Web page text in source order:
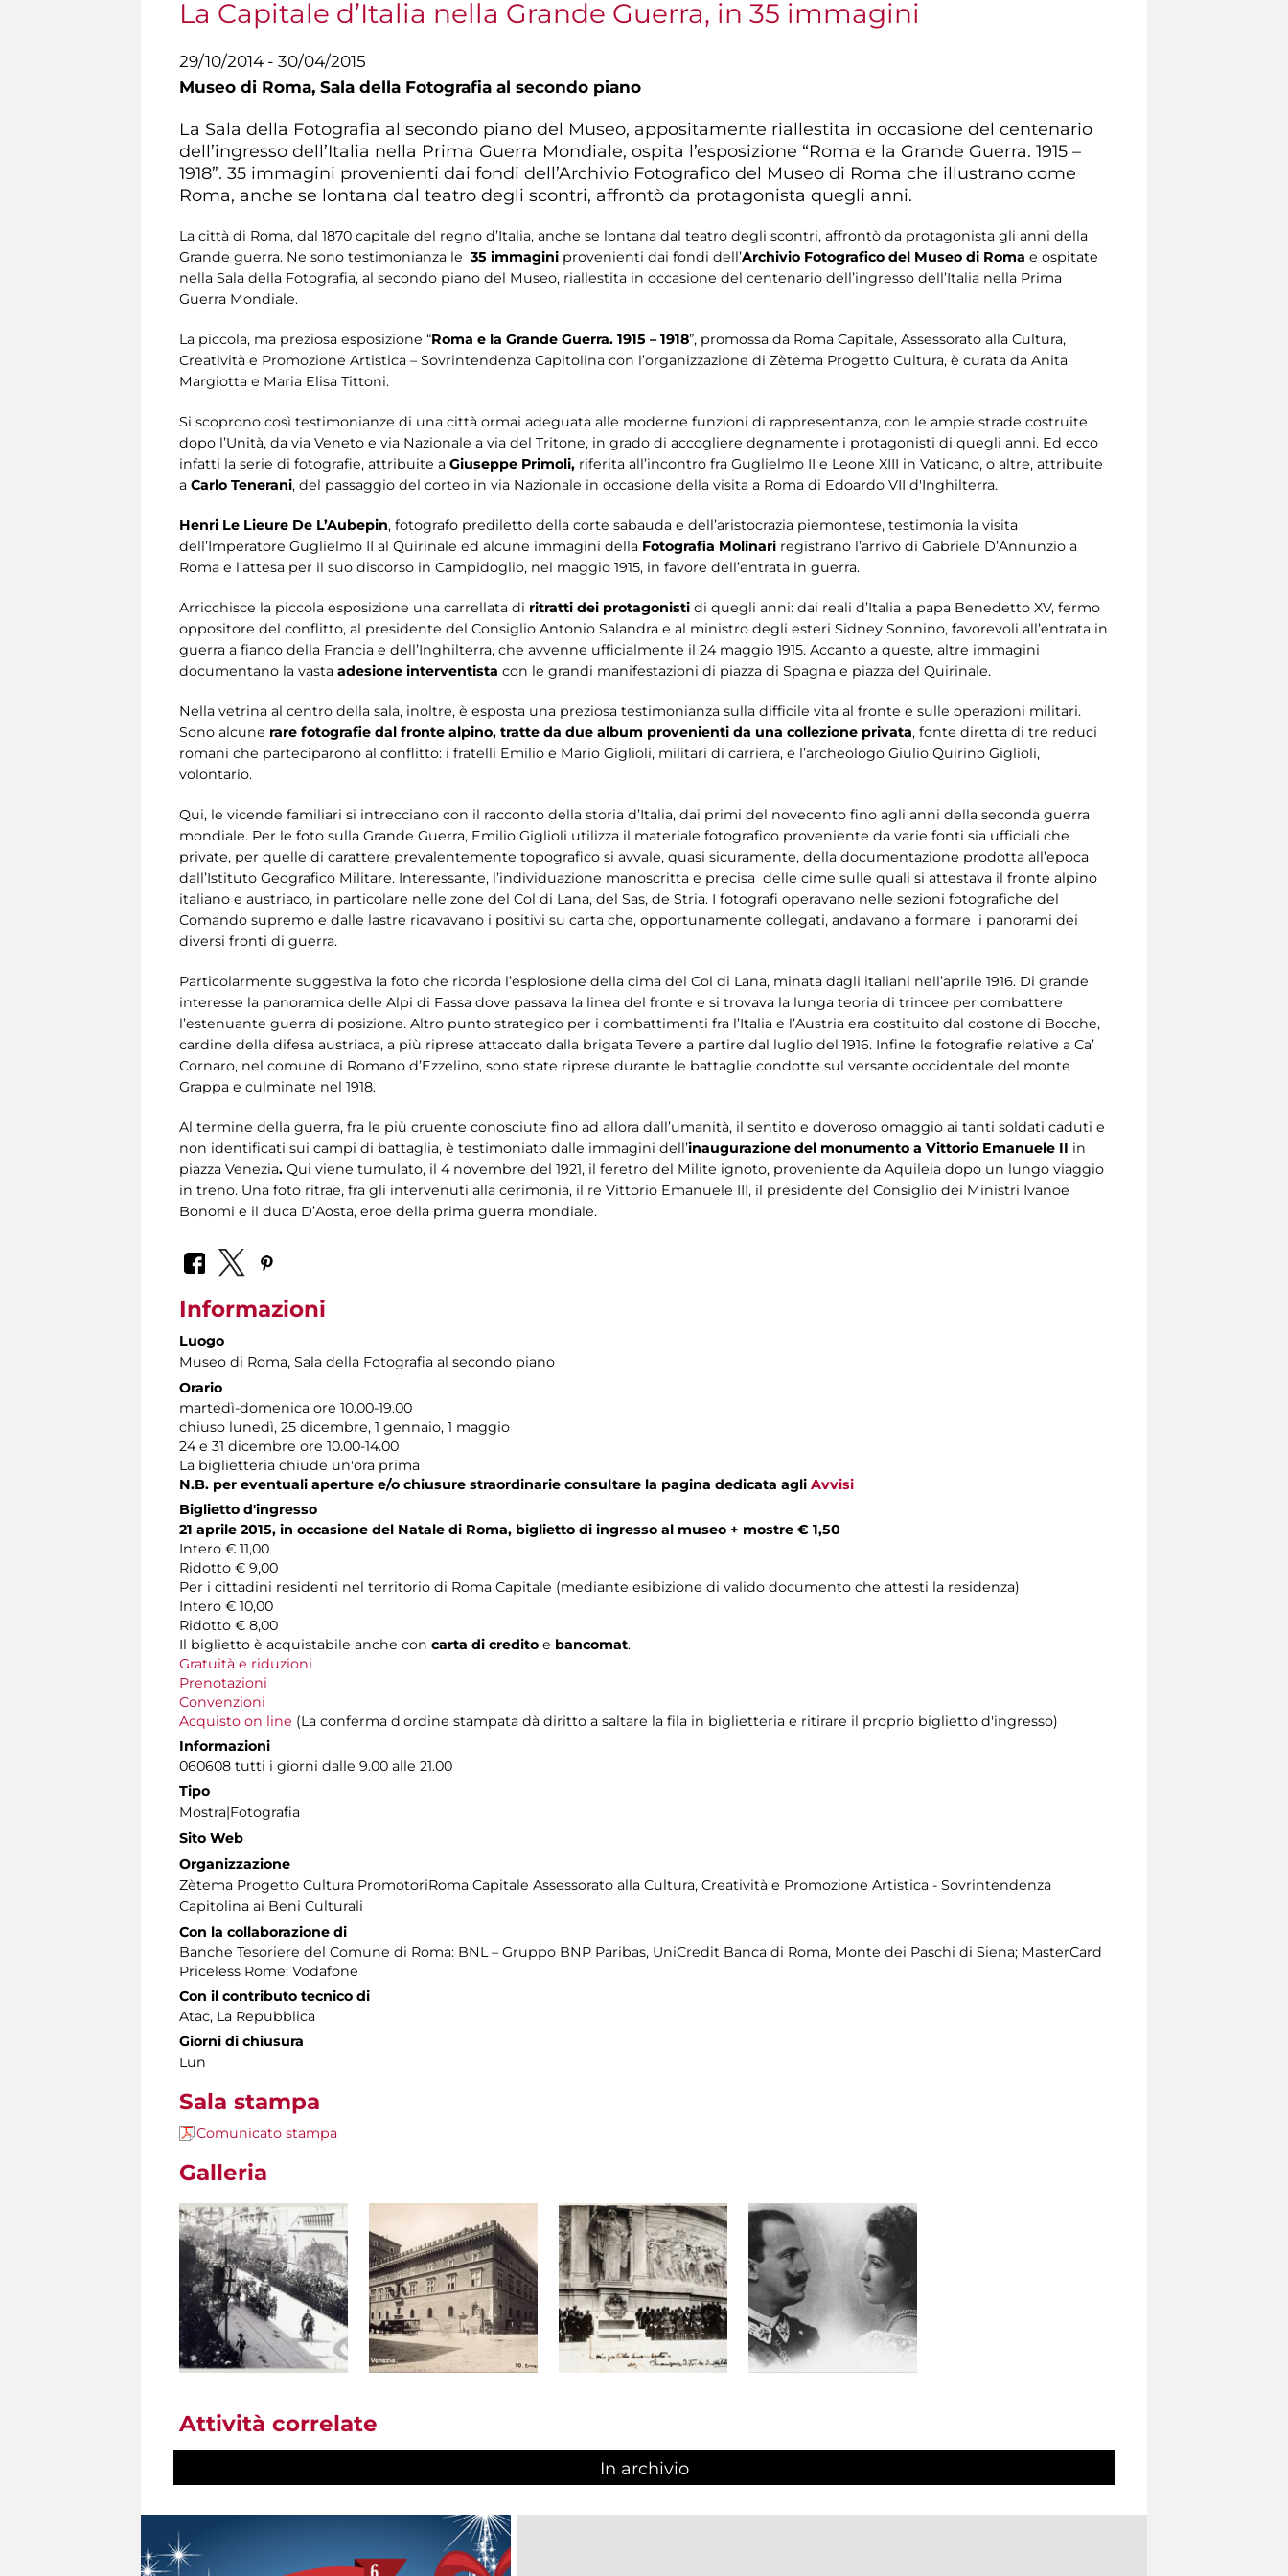
La Capitale d’Italia nella Grande Guerra, in 35 immagini
29/10/2014 - 30/04/2015
Museo di Roma, Sala della Fotografia al secondo piano
La Sala della Fotografia al secondo piano del Museo, appositamente riallestita in occasione del centenario
dell’ingresso dell’Italia nella Prima Guerra Mondiale, ospita l’esposizione “Roma e la Grande Guerra. 1915 –
1918”. 35 immagini provenienti dai fondi dell’Archivio Fotografico del Museo di Roma che illustrano come
Roma, anche se lontana dal teatro degli scontri, affrontò da protagonista quegli anni.
La città di Roma, dal 1870 capitale del regno d’Italia, anche se lontana dal teatro degli scontri, affrontò da protagonista gli anni della
Grande guerra. Ne sono testimonianza le 35 immagini provenienti dai fondi dell’Archivio Fotografico del Museo di Roma e ospitate
nella Sala della Fotografia, al secondo piano del Museo, riallestita in occasione del centenario dell’ingresso dell’Italia nella Prima
Guerra Mondiale.
La piccola, ma preziosa esposizione “Roma e la Grande Guerra. 1915 – 1918”, promossa da Roma Capitale, Assessorato alla Cultura,
Creatività e Promozione Artistica – Sovrintendenza Capitolina con l’organizzazione di Zètema Progetto Cultura, è curata da Anita
Margiotta e Maria Elisa Tittoni.
Si scoprono così testimonianze di una città ormai adeguata alle moderne funzioni di rappresentanza, con le ampie strade costruite
dopo l’Unità, da via Veneto e via Nazionale a via del Tritone, in grado di accogliere degnamente i protagonisti di quegli anni. Ed ecco
infatti la serie di fotografie, attribuite a Giuseppe Primoli, riferita all’incontro fra Guglielmo II e Leone XIII in Vaticano, o altre, attribuite
a Carlo Tenerani, del passaggio del corteo in via Nazionale in occasione della visita a Roma di Edoardo VII d'Inghilterra.
Henri Le Lieure De L’Aubepin, fotografo prediletto della corte sabauda e dell’aristocrazia piemontese, testimonia la visita
dell’Imperatore Guglielmo II al Quirinale ed alcune immagini della Fotografia Molinari registrano l’arrivo di Gabriele D’Annunzio a
Roma e l’attesa per il suo discorso in Campidoglio, nel maggio 1915, in favore dell’entrata in guerra.
Arricchisce la piccola esposizione una carrellata di ritratti dei protagonisti di quegli anni: dai reali d’Italia a papa Benedetto XV, fermo
oppositore del conflitto, al presidente del Consiglio Antonio Salandra e al ministro degli esteri Sidney Sonnino, favorevoli all’entrata in
guerra a fianco della Francia e dell’Inghilterra, che avvenne ufficialmente il 24 maggio 1915. Accanto a queste, altre immagini
documentano la vasta adesione interventista con le grandi manifestazioni di piazza di Spagna e piazza del Quirinale.
Nella vetrina al centro della sala, inoltre, è esposta una preziosa testimonianza sulla difficile vita al fronte e sulle operazioni militari.
Sono alcune rare fotografie dal fronte alpino, tratte da due album provenienti da una collezione privata, fonte diretta di tre reduci
romani che parteciparono al conflitto: i fratelli Emilio e Mario Giglioli, militari di carriera, e l’archeologo Giulio Quirino Giglioli,
volontario.
Qui, le vicende familiari si intrecciano con il racconto della storia d’Italia, dai primi del novecento fino agli anni della seconda guerra
mondiale. Per le foto sulla Grande Guerra, Emilio Giglioli utilizza il materiale fotografico proveniente da varie fonti sia ufficiali che
private, per quelle di carattere prevalentemente topografico si avvale, quasi sicuramente, della documentazione prodotta all’epoca
dall’Istituto Geografico Militare. Interessante, l’individuazione manoscritta e precisa delle cime sulle quali si attestava il fronte alpino
italiano e austriaco, in particolare nelle zone del Col di Lana, del Sas, de Stria. I fotografi operavano nelle sezioni fotografiche del
Comando supremo e dalle lastre ricavavano i positivi su carta che, opportunamente collegati, andavano a formare i panorami dei
diversi fronti di guerra.
Particolarmente suggestiva la foto che ricorda l’esplosione della cima del Col di Lana, minata dagli italiani nell’aprile 1916. Di grande
interesse la panoramica delle Alpi di Fassa dove passava la linea del fronte e si trovava la lunga teoria di trincee per combattere
l’estenuante guerra di posizione. Altro punto strategico per i combattimenti fra l’Italia e l’Austria era costituito dal costone di Bocche,
cardine della difesa austriaca, a più riprese attaccato dalla brigata Tevere a partire dal luglio del 1916. Infine le fotografie relative a Ca’
Cornaro, nel comune di Romano d’Ezzelino, sono state riprese durante le battaglie condotte sul versante occidentale del monte
Grappa e culminate nel 1918.
Al termine della guerra, fra le più cruente conosciute fino ad allora dall’umanità, il sentito e doveroso omaggio ai tanti soldati caduti e
non identificati sui campi di battaglia, è testimoniato dalle immagini dell’inaugurazione del monumento a Vittorio Emanuele II in
piazza Venezia. Qui viene tumulato, il 4 novembre del 1921, il feretro del Milite ignoto, proveniente da Aquileia dopo un lungo viaggio
in treno. Una foto ritrae, fra gli intervenuti alla cerimonia, il re Vittorio Emanuele III, il presidente del Consiglio dei Ministri Ivanoe
Bonomi e il duca D’Aosta, eroe della prima guerra mondiale.
Informazioni
Luogo
Museo di Roma, Sala della Fotografia al secondo piano
Orario
martedì-domenica ore 10.00-19.00
chiuso lunedì, 25 dicembre, 1 gennaio, 1 maggio
24 e 31 dicembre ore 10.00-14.00
La biglietteria chiude un'ora prima
N.B. per eventuali aperture e/o chiusure straordinarie consultare la pagina dedicata agli Avvisi
Biglietto d'ingresso
21 aprile 2015, in occasione del Natale di Roma, biglietto di ingresso al museo + mostre € 1,50
Intero € 11,00
Ridotto € 9,00
Per i cittadini residenti nel territorio di Roma Capitale (mediante esibizione di valido documento che attesti la residenza)
Intero € 10,00
Ridotto € 8,00
Il biglietto è acquistabile anche con carta di credito e bancomat.
Gratuità e riduzioni
Prenotazioni
Convenzioni
Acquisto on line (La conferma d'ordine stampata dà diritto a saltare la fila in biglietteria e ritirare il proprio biglietto d'ingresso)
Informazioni
060608 tutti i giorni dalle 9.00 alle 21.00
Tipo
Mostra|Fotografia
Sito Web
Organizzazione
Zètema Progetto Cultura PromotoriRoma Capitale Assessorato alla Cultura, Creatività e Promozione Artistica - Sovrintendenza
Capitolina ai Beni Culturali
Con la collaborazione di
Banche Tesoriere del Comune di Roma: BNL – Gruppo BNP Paribas, UniCredit Banca di Roma, Monte dei Paschi di Siena; MasterCard
Priceless Rome; Vodafone
Con il contributo tecnico di
Atac, La Repubblica
Giorni di chiusura
Lun
Sala stampa
Comunicato stampa
Galleria
Attività correlate
In archivio